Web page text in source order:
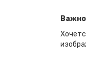
Важно